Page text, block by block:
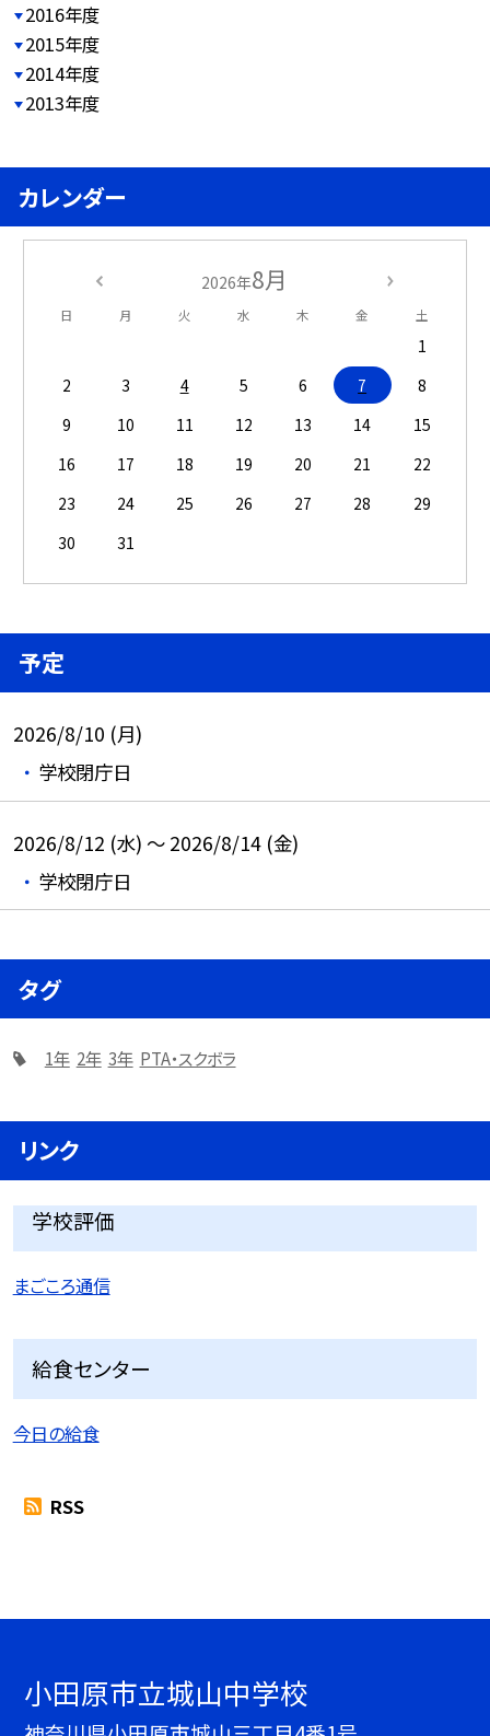
2016年度
2015年度
2014年度
2013年度
カレンダー
2026年8月
日 月 火 水 木 金 土
1
2
3 4 5 6 7
8
9
10 11 12 13 14
15
16
17 18 19 20 21
22
23
24 25 26 27 28
29
30
31
予定
2026/8/10 (月)
学校閉庁日
2026/8/12 (水) ～ 2026/8/14 (金)
学校閉庁日
タグ
1年 2年 3年 PTA・スクボラ
リンク
学校評価
まごころ通信
給食センター
今日の給食
RSS
小田原市立城山中学校